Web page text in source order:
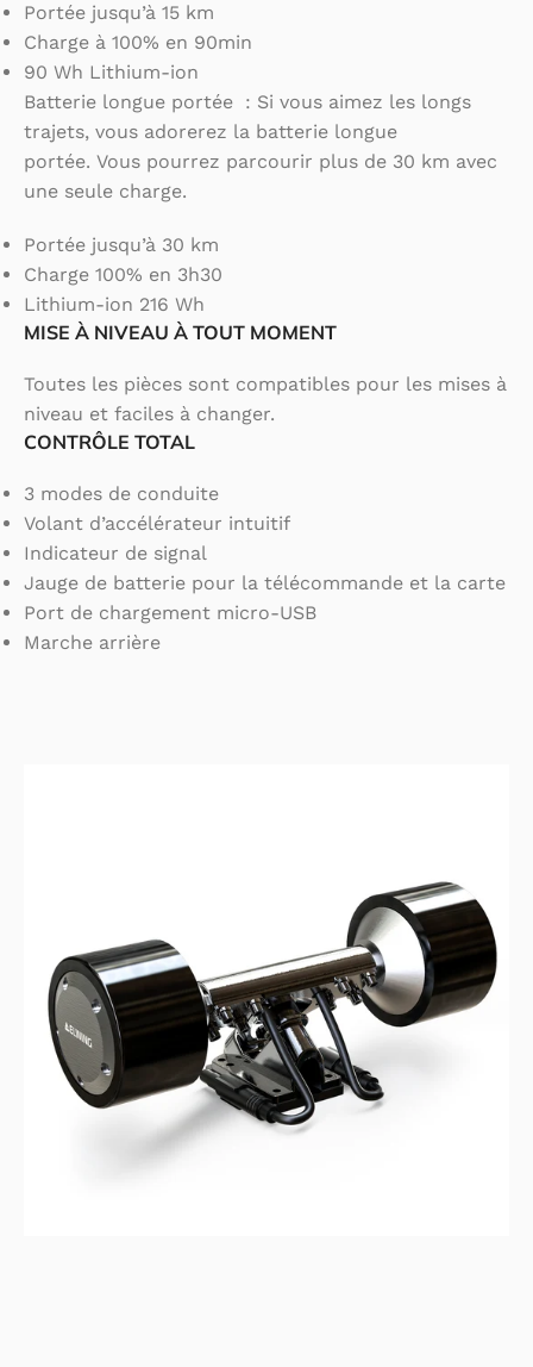
Portée jusqu’à 15 km
Charge à 100% en 90min
90 Wh Lithium-ion
Batterie longue portée : Si vous aimez les longs
trajets, vous adorerez la batterie longue
portée. Vous pourrez parcourir plus de 30 km avec
une seule charge.
Portée jusqu’à 30 km
Charge 100% en 3h30
Lithium-ion 216 Wh
MISE À NIVEAU À TOUT MOMENT
Toutes les pièces sont compatibles pour les mises à
niveau et faciles à changer.
CONTRÔLE TOTAL
3 modes de conduite
Volant d’accélérateur intuitif
Indicateur de signal
Jauge de batterie pour la télécommande et la carte
Port de chargement micro-USB
Marche arrière